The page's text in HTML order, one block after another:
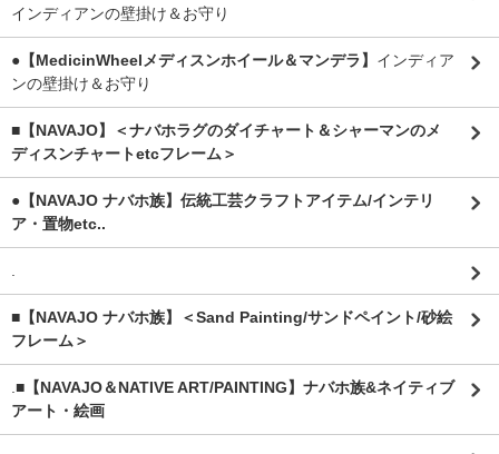
インディアンの壁掛け＆お守り
●【MedicinWheelメディスンホイール＆マンデラ】 インディア
ンの壁掛け＆お守り
■【NAVAJO】＜ナバホラグのダイチャート＆シャーマンのメ
ディスンチャートetcフレーム＞
●【NAVAJO ナバホ族】伝統工芸クラフトアイテム/インテリ
ア・置物etc..
■【NAVAJO ナバホ族】＜Sand Painting/サンドペイント/砂絵
フレーム＞
■【NAVAJO＆NATIVE ART/PAINTING】ナバホ族&ネイティブ
アート・絵画